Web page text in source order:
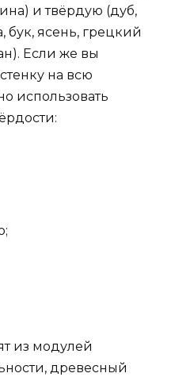
и твёрдую (дуб,
бук, ясень, грецкий
Если же вы
на всю
использовать
из модулей
древесный